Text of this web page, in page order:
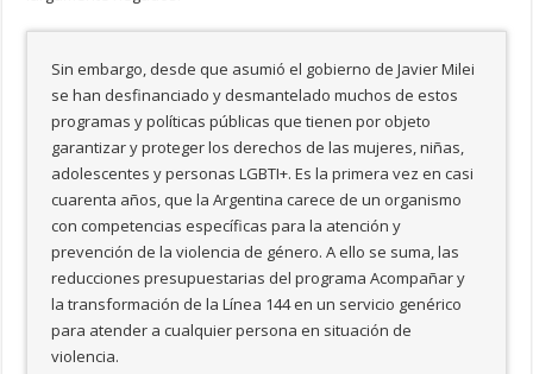
Sin embargo, desde que asumió el gobierno de Javier Milei
se han desfinanciado y desmantelado muchos de estos
programas y políticas públicas que tienen por objeto
garantizar y proteger los derechos de las mujeres, niñas,
adolescentes y personas LGBTI+. Es la primera vez en casi
cuarenta años, que la Argentina carece de un organismo
con competencias específicas para la atención y
prevención de la violencia de género. A ello se suma, las
reducciones presupuestarias del programa Acompañar y
la transformación de la Línea 144 en un servicio genérico
para atender a cualquier persona en situación de
violencia.